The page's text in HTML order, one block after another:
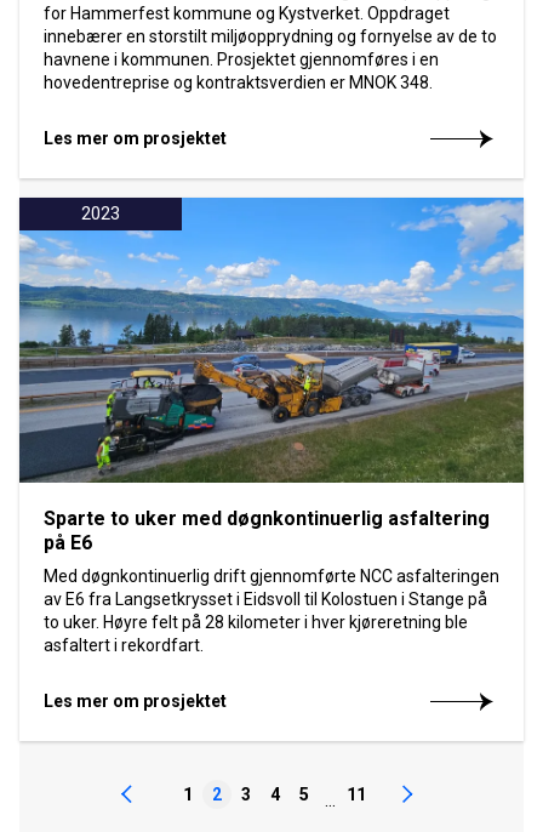
for Hammerfest kommune og Kystverket. Oppdraget
innebærer en storstilt miljøopprydning og fornyelse av de to
havnene i kommunen. Prosjektet gjennomføres i en
hovedentreprise og kontraktsverdien er MNOK 348.
Les mer om prosjektet
2023
Sparte to uker med døgnkontinuerlig asfaltering
på E6
Med døgnkontinuerlig drift gjennomførte NCC asfalteringen
av E6 fra Langsetkrysset i Eidsvoll til Kolostuen i Stange på
to uker. Høyre felt på 28 kilometer i hver kjøreretning ble
asfaltert i rekordfart.
Les mer om prosjektet
1 2 3 4 5 ... 11